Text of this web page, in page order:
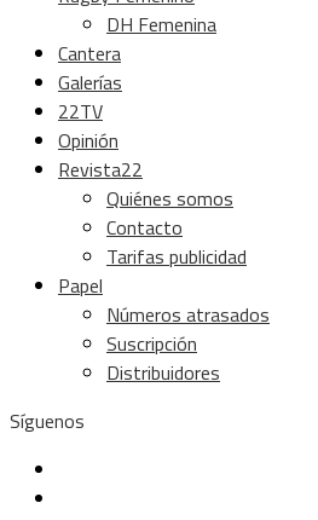
DH Femenina
Cantera
Galerías
22TV
Opinión
Revista22
Quiénes somos
Contacto
Tarifas publicidad
Papel
Números atrasados
Suscripción
Distribuidores
Síguenos